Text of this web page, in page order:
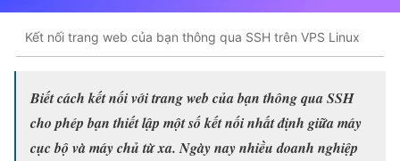
Kết nối trang web của bạn thông qua SSH trên VPS Linux
Biết cách kết nối với trang web của bạn thông qua SSH
cho phép bạn thiết lập một số kết nối nhất định giữa máy
cục bộ và máy chủ từ xa. Ngày nay nhiều doanh nghiệp